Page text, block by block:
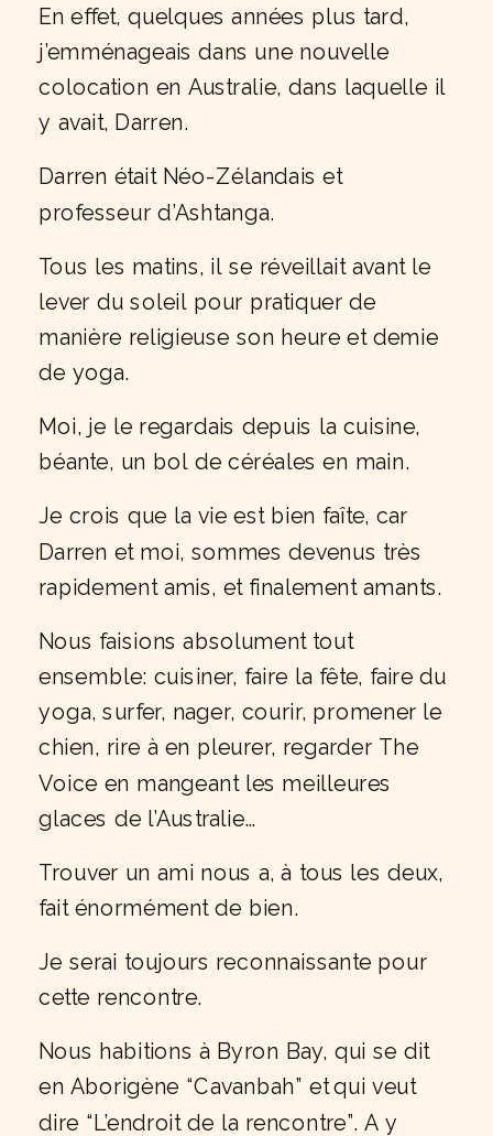
En effet, quelques années plus tard,
j’emménageais dans une nouvelle
colocation en Australie, dans laquelle il
y avait, Darren.
Darren était Néo-Zélandais et
professeur d’Ashtanga.
Tous les matins, il se réveillait avant le
lever du soleil pour pratiquer de
manière religieuse son heure et demie
de yoga.
Moi, je le regardais depuis la cuisine,
béante, un bol de céréales en main.
Je crois que la vie est bien faîte, car
Darren et moi, sommes devenus très
rapidement amis, et finalement amants.
Nous faisions absolument tout
ensemble: cuisiner, faire la fête, faire du
yoga, surfer, nager, courir, promener le
chien, rire à en pleurer, regarder The
Voice en mangeant les meilleures
glaces de l’Australie…
Trouver un ami nous a, à tous les deux,
fait énormément de bien.
Je serai toujours reconnaissante pour
cette rencontre.
Nous habitions à Byron Bay, qui se dit
en Aborigène “Cavanbah” et qui veut
dire “L’endroit de la rencontre”. A y